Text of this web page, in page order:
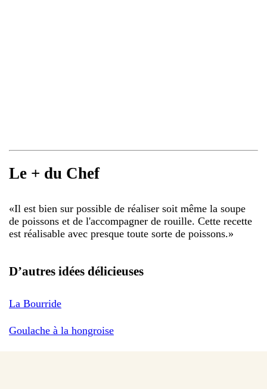
Le + du Chef
«Il est bien sur possible de réaliser soit même la soupe
de poissons et de l'accompagner de rouille. Cette recette
est réalisable avec presque toute sorte de poissons.»
D’autres idées délicieuses
La Bourride
Goulache à la hongroise